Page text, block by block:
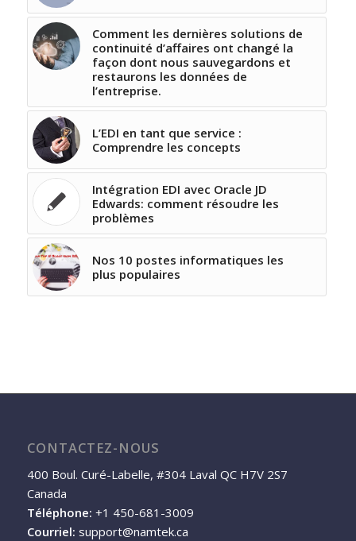
Comment les dernières solutions de
continuité d’affaires ont changé la
façon dont nous sauvegardons et
restaurons les données de
l’entreprise.
L’EDI en tant que service :
Comprendre les concepts
Intégration EDI avec Oracle JD
Edwards: comment résoudre les
problèmes
Nos 10 postes informatiques les
plus populaires
CONTACTEZ-NOUS
400 Boul. Curé-Labelle, #304 Laval QC H7V 2S7
Canada
Téléphone: +1 450-681-3009
Courriel: support@namtek.ca